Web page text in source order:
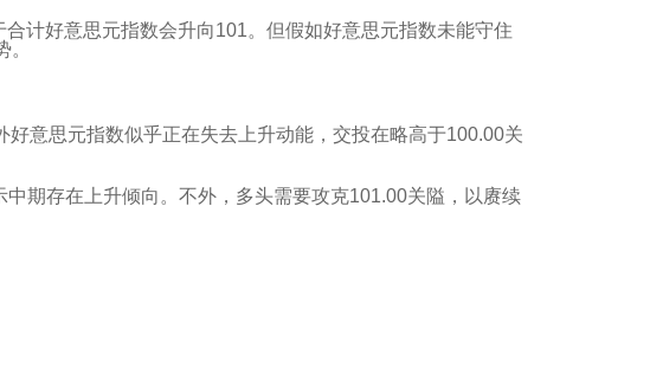
计好意思元指数会升向101。但假如好意思元指数未能守住
意思元指数似乎正在失去上升动能，交投在略高于100.00关
期存在上升倾向。不外，多头需要攻克101.00关隘，以赓续